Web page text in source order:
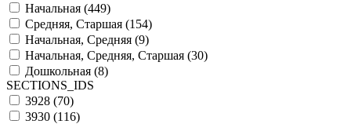
Начальная (449)
Средняя, Старшая (154)
Начальная, Средняя (9)
Начальная, Средняя, Старшая (30)
Дошкольная (8)
SECTIONS_IDS
3928 (70)
3930 (116)